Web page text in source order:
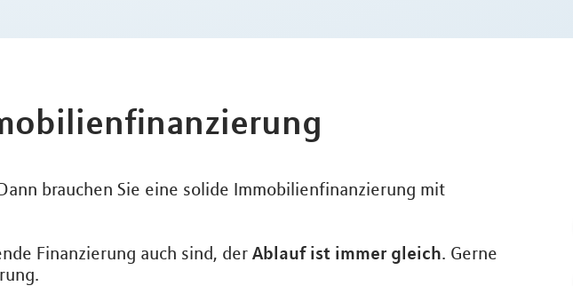
brauchen Sie eine solide Immobilienfinanzierung mit
Finanzierung auch sind, der Ablauf ist immer gleich. Gerne